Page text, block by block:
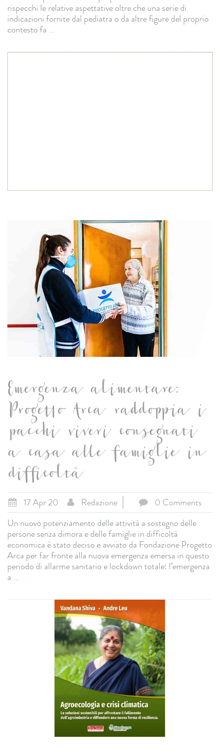
rispecchi le relative aspettative oltre che una serie di
indicazioni fornite dal pediatra o da altre figure del proprio
contesto fa ...
Emergenza alimentare:
Progetto Arca raddoppia i
pacchi viveri consegnati
a casa alle famiglie in
difficoltà
17 Apr 20 Redazione
0 Comments
Un nuovo potenziamento delle attività a sostegno delle
persone senza dimora e delle famiglie in difficoltà
economica è stato deciso e avviato da Fondazione Progetto
Arca per far fronte alla nuova emergenza emersa in questo
periodo di allarme sanitario e lockdown totale: l’emergenza
a ...